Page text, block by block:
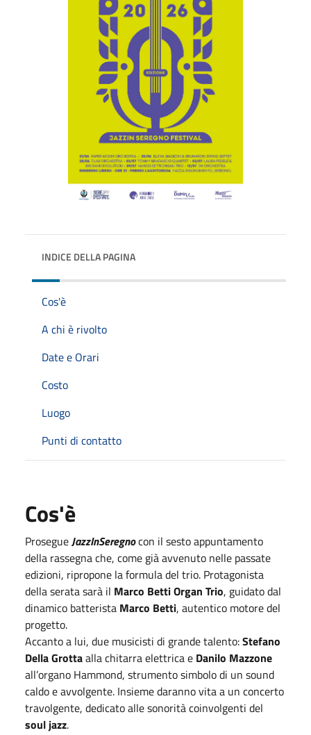
INDICE DELLA PAGINA
Cos'è
A chi è rivolto
Date e Orari
Costo
Luogo
Punti di contatto
Cos'è
ProsegueJazzInSeregnocon il sesto appuntamento
della rassegna che, come già avvenuto nelle passate
edizioni, ripropone la formula del trio. Protagonista
della serata sarà il Marco Betti Organ Trio, guidato dal
dinamico batterista Marco Betti, autentico motore del
progetto.
Accanto a lui, due musicisti di grande talento:Stefano
Della Grottaalla chitarra elettrica e Danilo Mazzone
all’organo Hammond, strumento simbolo di un sound
caldo e avvolgente. Insieme daranno vita a un concerto
travolgente, dedicato alle sonorità coinvolgenti del
soul jazz.